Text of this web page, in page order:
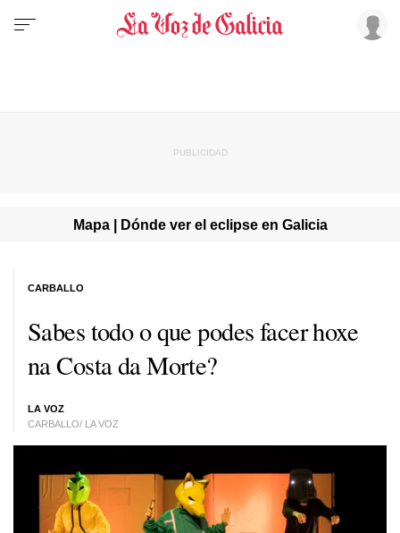
Mapa | Dónde ver el eclipse en Galicia
Sabes todo o que podes facer hoxe
na Costa da Morte?
LA VOZ
CARBALLO/ LA VOZ
CARBALLO